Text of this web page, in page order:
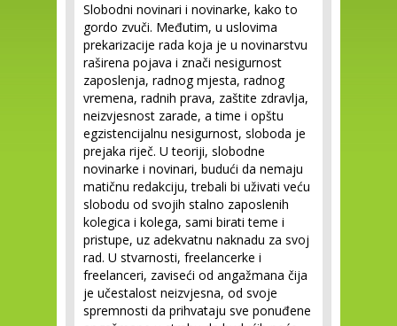
Slobodni novinari i novinarke, kako to
gordo zvuči. Međutim, u uslovima
prekarizacije rada koja je u novinarstvu
raširena pojava i znači nesigurnost
zaposlenja, radnog mjesta, radnog
vremena, radnih prava, zaštite zdravlja,
neizvjesnost zarade, a time i opštu
egzistencijalnu nesigurnost, sloboda je
prejaka riječ. U teoriji, slobodne
novinarke i novinari, budući da nemaju
matičnu redakciju, trebali bi uživati veću
slobodu od svojih stalno zaposlenih
kolegica i kolega, sami birati teme i
pristupe, uz adekvatnu naknadu za svoj
rad. U stvarnosti, freelancerke i
freelanceri, zaviseći od angažmana čija
je učestalost neizvjesna, od svoje
spremnosti da prihvataju sve ponuđene